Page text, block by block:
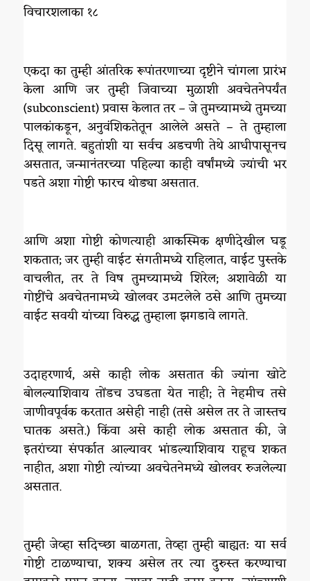
विचारशलाका १८
एकदा का तुम्ही आंतरिक रूपांतरणाच्या दृष्टीने चांगला प्रारंभ
केला आणि जर तुम्ही जिवाच्या मुळाशी अवचेतनेपर्यंत
(subconscient) प्रवास केलात तर – जे तुमच्यामध्ये तुमच्या
पालकांकडून, अनुवंशिकतेतून आलेले असते – ते तुम्हाला
दिसू लागते. बहुतांशी या सर्वच अडचणी तेथे आधीपासूनच
असतात, जन्मानंतरच्या पहिल्या काही वर्षांमध्ये ज्यांची भर
पडते अशा गोष्टी फारच थोड्या असतात.
आणि अशा गोष्टी कोणत्याही आकस्मिक क्षणीदेखील घडू
शकतात; जर तुम्ही वाईट संगतीमध्ये राहिलात, वाईट पुस्तके
वाचलीत, तर ते विष तुमच्यामध्ये शिरेल; अशावेळी या
गोष्टींचे अवचेतनामध्ये खोलवर उमटलेले ठसे आणि तुमच्या
वाईट सवयी यांच्या विरुद्ध तुम्हाला झगडावे लागते.
उदाहरणार्थ, असे काही लोक असतात की ज्यांना खोटे
बोलल्याशिवाय तोंडच उघडता येत नाही; ते नेहमीच तसे
जाणीवपूर्वक करतात असेही नाही (तसे असेल तर ते जास्तच
घातक असते.) किंवा असे काही लोक असतात की, जे
इतरांच्या संपर्कात आल्यावर भांडल्याशिवाय राहूच शकत
नाहीत, अशा गोष्टी त्यांच्या अवचेतनेमध्ये खोलवर रुजलेल्या
असतात.
तुम्ही जेव्हा सदिच्छा बाळगता, तेव्हा तुम्ही बाह्यत: या सर्व
गोष्टी टाळण्याचा, शक्य असेल तर त्या दुरुस्त करण्याचा